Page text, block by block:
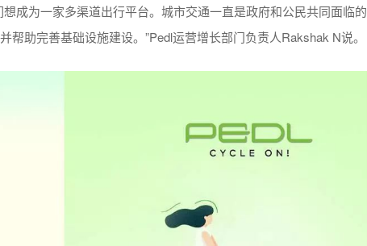
成为一家多渠道出行平台。城市交通一直是政府和公民共同面临的
助完善基础设施建设。”Pedl运营增长部门负责人Rakshak N说。